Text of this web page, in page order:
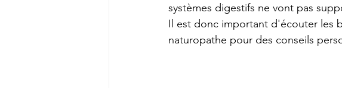
systèmes digestifs ne vont pas
Il est donc important d'écouter les
naturopathe pour des conseils